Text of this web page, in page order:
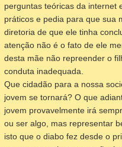
perguntas teóricas da internet
práticos e pedia para que sua
diretoria de que ele tinha
atenção não é o fato de ele
desta mãe não repreender o
conduta inadequada.
Que cidadão para a nossa
jovem se tornará? O que
jovem provavelmente irá
ou ser algo, mas representar
isto que o diabo fez desde o